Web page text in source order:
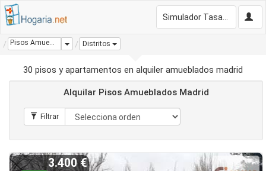
Pisos Amueblados Madrid Dropdown
Distritos
30 pisos y apartamentos en alquiler amueblados madrid
Alquilar Pisos Amueblados Madrid
3.400 €